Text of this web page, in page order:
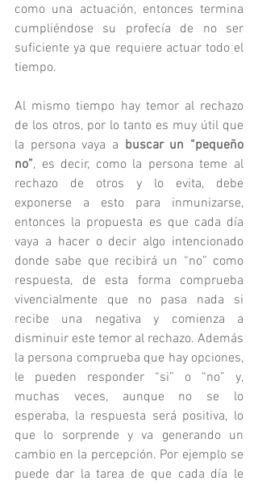
como una actuación, entonces termina
cumpliéndose su profecía de no ser
suficiente ya que requiere actuar todo el
tiempo.
Al mismo tiempo hay temor al rechazo
de los otros, por lo tanto es muy útil que
la persona vaya a buscar un “pequeño
no”, es decir, como la persona teme al
rechazo de otros y lo evita, debe
exponerse a esto para inmunizarse,
entonces la propuesta es que cada día
vaya a hacer o decir algo intencionado
donde sabe que recibirá un “no” como
respuesta, de esta forma comprueba
vivencialmente que no pasa nada si
recibe una negativa y comienza a
disminuir este temor al rechazo. Además
la persona comprueba que hay opciones,
le pueden responder “si” o “no” y,
muchas veces, aunque no se lo
esperaba, la respuesta será positiva, lo
que lo sorprende y va generando un
cambio en la percepción. Por ejemplo se
puede dar la tarea de que cada día le